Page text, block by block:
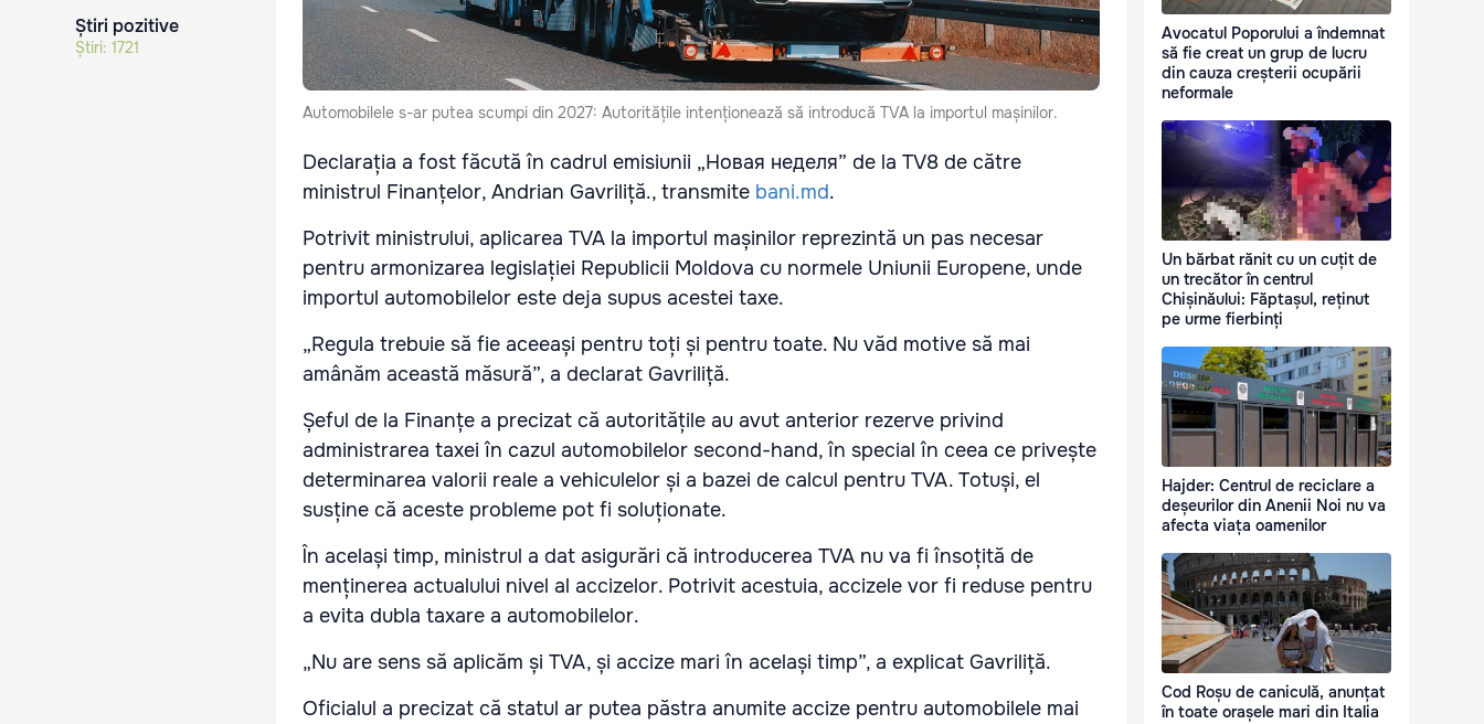
Știri pozitive
Știri: 1721
Automobilele s-ar putea scumpi din 2027: Autoritățile intenționează să introducă TVA la importul mașinilor.
Declarația a fost făcută în cadrul emisiunii „Новая неделя” de la TV8 de către
ministrul Finanțelor, Andrian Gavriliță., transmite bani.md.
Potrivit ministrului, aplicarea TVA la importul mașinilor reprezintă un pas necesar
pentru armonizarea legislației Republicii Moldova cu normele Uniunii Europene, unde
importul automobilelor este deja supus acestei taxe.
„Regula trebuie să fie aceeași pentru toți și pentru toate. Nu văd motive să mai
amânăm această măsură”, a declarat Gavriliță.
Șeful de la Finanțe a precizat că autoritățile au avut anterior rezerve privind
administrarea taxei în cazul automobilelor second-hand, în special în ceea ce privește
determinarea valorii reale a vehiculelor și a bazei de calcul pentru TVA. Totuși, el
susține că aceste probleme pot fi soluționate.
În același timp, ministrul a dat asigurări că introducerea TVA nu va fi însoțită de
menținerea actualului nivel al accizelor. Potrivit acestuia, accizele vor fi reduse pentru
a evita dubla taxare a automobilelor.
„Nu are sens să aplicăm și TVA, și accize mari în același timp”, a explicat Gavriliță.
Oficialul a precizat că statul ar putea păstra anumite accize pentru automobilele mai
Avocatul Poporului a îndemnat
să fie creat un grup de lucru
din cauza creșterii ocupării
neformale
Un bărbat rănit cu un cuțit de
un trecător în centrul
Chișinăului: Făptașul, reținut
pe urme fierbinți
Hajder: Centrul de reciclare a
deșeurilor din Anenii Noi nu va
afecta viața oamenilor
Cod Roșu de caniculă, anunțat
în toate orașele mari din Italia